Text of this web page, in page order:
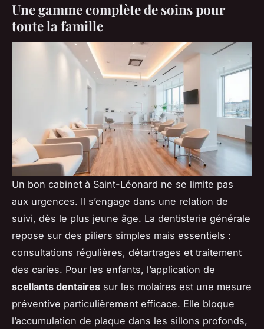
Une gamme complète de soins pour
toute la famille
Un bon cabinet à Saint-Léonard ne se limite pas
aux urgences. Il s’engage dans une relation de
suivi, dès le plus jeune âge. La dentisterie générale
repose sur des piliers simples mais essentiels :
consultations régulières, détartrages et traitement
des caries. Pour les enfants, l’application de
scellants dentaires sur les molaires est une mesure
préventive particulièrement efficace. Elle bloque
l’accumulation de plaque dans les sillons profonds,